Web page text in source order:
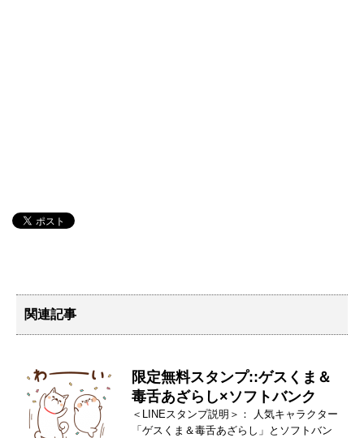
関連記事
限定無料スタンプ::ゲスくま＆
毒舌あざらし×ソフトバンク
＜LINEスタンプ説明＞： 人気キャラクター
「ゲスくま＆毒舌あざらし」とソフトバン